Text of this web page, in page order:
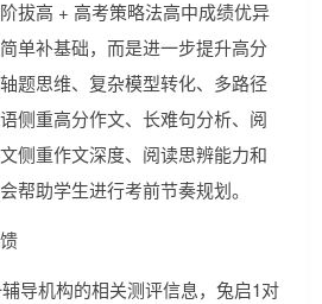
拔高 + 高考策略法高中成绩优异
单补基础，而是进一步提升高分
题思维、复杂模型转化、多路径
侧重高分作文、长难句分析、阅
侧重作文深度、阅读思辨能力和
帮助学生进行考前节奏规划。
导机构的相关测评信息，兔启1对